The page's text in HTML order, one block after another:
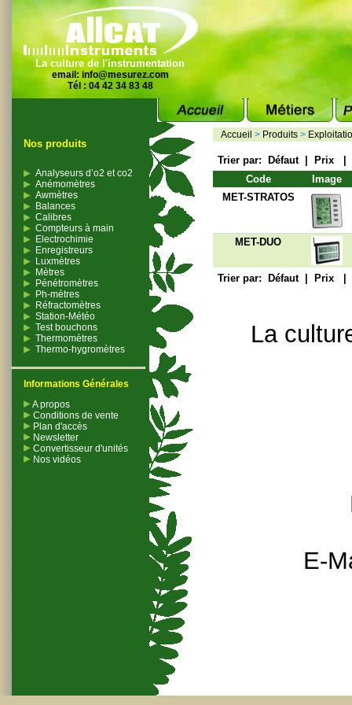
La culture de l'instrumentation
email: info@mesurez.com
Tél : 04 42 34 83 48
Nos produits
Analyseurs d’o2 et co2
Anémomètres
Awmètres
Balances
Calibres
Compteurs à main
Electrochimie
Enregistreurs
Luxmètres
Mètres
Pénétromètres
Ph-mètres
Réfractomètres
Station-Météo
Test bouchons
Thermomètres
Thermo-hygromètres
Informations Générales
A propos
Conditions de vente
Plan d'accès
Newsletter
Convertisseur d'unités
Nos vidéos
Accueil > Produits >
Trier par: Défaut| Prix
Code
Image
MET-STRATOS
MET-DUO
Trier par: Défaut| Prix
La
E-